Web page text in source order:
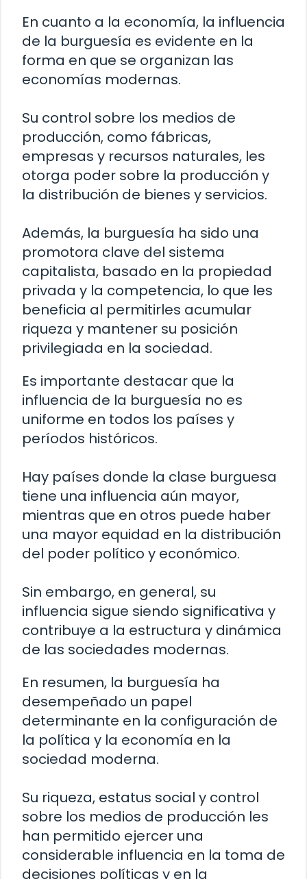
En cuanto a la economía, la influencia
de la burguesía es evidente en la
forma en que se organizan las
economías modernas.
Su control sobre los medios de
producción, como fábricas,
empresas y recursos naturales, les
otorga poder sobre la producción y
la distribución de bienes y servicios.
Además, la burguesía ha sido una
promotora clave del sistema
capitalista, basado en la propiedad
privada y la competencia, lo que les
beneficia al permitirles acumular
riqueza y mantener su posición
privilegiada en la sociedad.
Es importante destacar que la
influencia de la burguesía no es
uniforme en todos los países y
períodos históricos.
Hay países donde la clase burguesa
tiene una influencia aún mayor,
mientras que en otros puede haber
una mayor equidad en la distribución
del poder político y económico.
Sin embargo, en general, su
influencia sigue siendo significativa y
contribuye a la estructura y dinámica
de las sociedades modernas.
En resumen, la burguesía ha
desempeñado un papel
determinante en la configuración de
la política y la economía en la
sociedad moderna.
Su riqueza, estatus social y control
sobre los medios de producción les
han permitido ejercer una
considerable influencia en la toma de
decisiones políticas y en la